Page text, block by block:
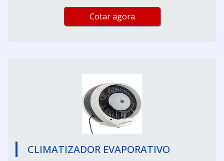
Cotar agora
CLIMATIZADOR EVAPORATIVO